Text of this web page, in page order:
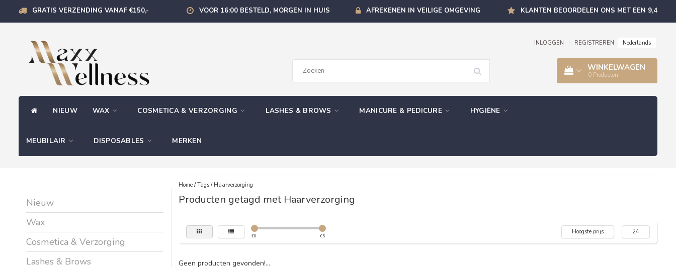
GRATIS VERZENDING VANAF €150,- VOOR 16:00 BESTELD, MORGEN IN HUIS AFREKENEN IN VEILIGE OMGEVING KLANTEN BEOORDELEN ONS MET EEN 9,4
INLOGGEN REGISTREREN Nederlands
WINKELWAGEN
0 Producten
NIEUW WAX COSMETICA & VERZORGING LASHES & BROWS MANICURE & PEDICURE HYGIËNE
MEUBILAIR DISPOSABLES MERKEN
Nieuw
Wax
Cosmetica & Verzorging
Lashes & Brows
Home/Tags/ Haarverzorging
Producten getagd met Haarverzorging
€0 €5
Hoogste prijs 24
Geen producten gevonden!...